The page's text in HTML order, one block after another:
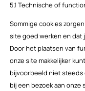
5.1 Technische of
Sommige cookies
site goed werken en dat
Door het plaatsen van
onze site makkelijker
bijvoorbeeld niet
bij een bezoek aan